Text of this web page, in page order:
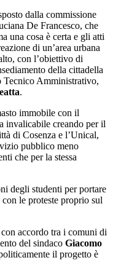
dalla commissione
De Francesco, che
una cosa è certa e gli atti
di un’area urbana
con l’obiettivo di
della cittadella
Tecnico Amministrativo,
.
immobile con il
invalicabile creando per il
di Cosenza e l’Unical,
pubblico meno
che per la stessa
degli studenti per portare
le proteste proprio sul
accordo tra i comuni di
del sindaco Giacomo
il progetto è